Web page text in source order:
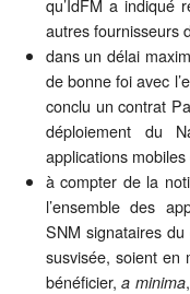
autres fournisseurs
dans un délai
de bonne foi avec
conclu un contrat
déploiement du
applications
à compter de la
l’ensemble des
SNM signataires
susvisée, soient en
bénéficier,a minima